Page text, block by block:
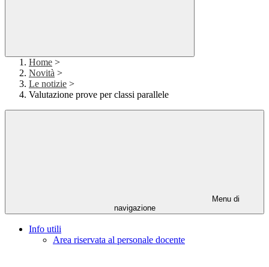
Home >
Novità >
Le notizie >
Valutazione prove per classi parallele
Menu di
navigazione
Info utili
Area riservata al personale docente